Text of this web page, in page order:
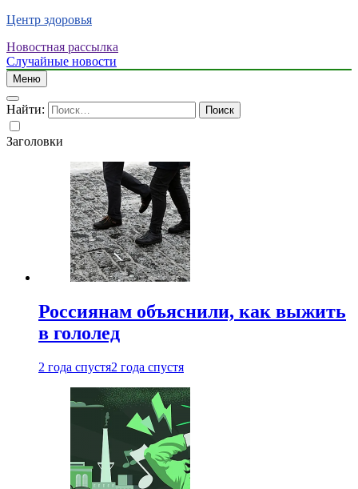
Центр здоровья
Новостная рассылка
Случайные новости
Меню
Найти:
Заголовки
Россиянам объяснили, как выжить
в гололед
2 года спустя2 года спустя